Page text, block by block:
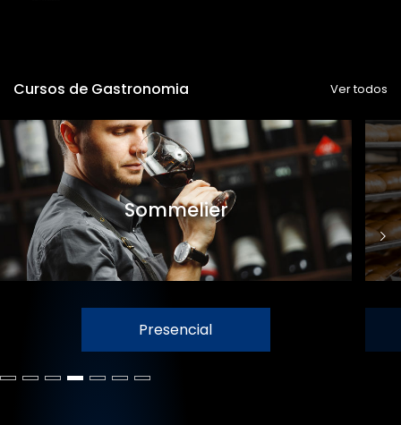
Cursos de Gastronomia Ver todos
Sommelier
Presencial